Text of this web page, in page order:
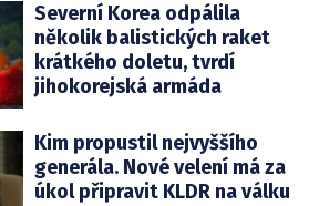
Severní Korea odpálila
několik balistických raket
krátkého doletu, tvrdí
jihokorejská armáda
Kim propustil nejvyššího
generála. Nové velení má za
úkol připravit KLDR na válku